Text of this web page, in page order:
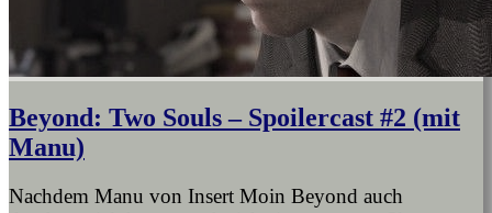
Beyond: Two Souls – Spoilercast #2 (mit
Manu)
Nachdem Manu von Insert Moin Beyond auch